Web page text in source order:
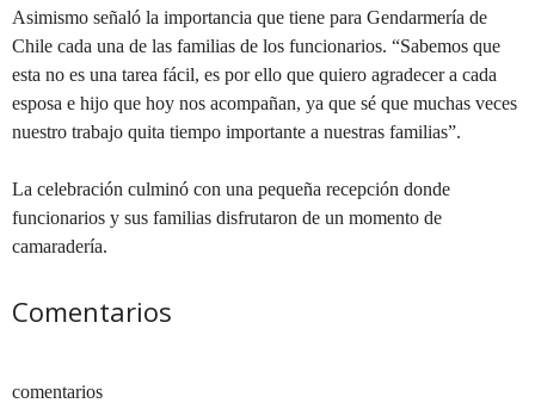
Asimismo señaló la importancia que tiene para Gendarmería de
Chile cada una de las familias de los funcionarios. “Sabemos que
esta no es una tarea fácil, es por ello que quiero agradecer a cada
esposa e hijo que hoy nos acompañan, ya que sé que muchas veces
nuestro trabajo quita tiempo importante a nuestras familias”.
La celebración culminó con una pequeña recepción donde
funcionarios y sus familias disfrutaron de un momento de
camaradería.
Comentarios
comentarios